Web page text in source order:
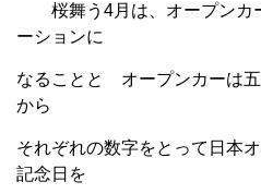
桜舞う4月は、オープンカ
ーションに
なることと オープンカーは
から
それぞれの数字をとって日本
記念日を